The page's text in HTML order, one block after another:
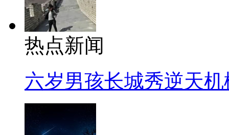
热点新闻
六岁男孩长城秀逆天机